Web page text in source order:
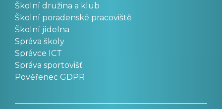
Školní družina a klub
Školní poradenské pracoviště
Školní jídelna
Správa školy
Správce ICT
Správa sportovišť
Pověřenec GDPR